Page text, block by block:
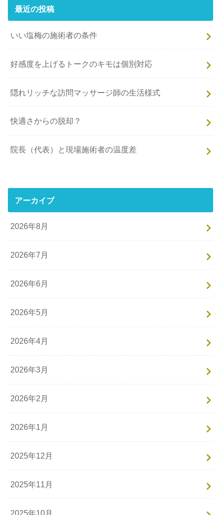
最近の投稿
いい塩梅の施術者の条件
好感度を上げるトークのキモは個別対応
隠れリッチな訪問マッサージ師の生活様式
快適さからの脱却？
院長（代表）と現場施術者の温度差
アーカイブ
2026年8月
2026年7月
2026年6月
2026年5月
2026年4月
2026年3月
2026年2月
2026年1月
2025年12月
2025年11月
2025年10月